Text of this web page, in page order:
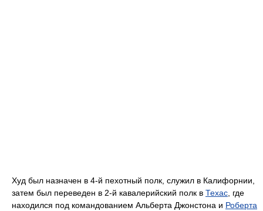
Худ был назначен в 4-й пехотный полк, служил в Калифорнии,
затем был переведен в 2-й кавалерийский полк в Техас, где
находился под командованием Альберта Джонстона и Роберта